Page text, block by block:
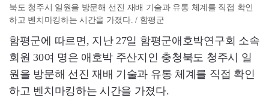
북도 청주시 일원을 방문해 선진 재배 기술과 유통 체계를 직접 확인
하고 벤치마킹하는 시간을 가졌다. / 함평군
함평군에 따르면, 지난 27일 함평군애호박연구회 소속
회원 30여 명은 애호박 주산지인 충청북도 청주시 일
원을 방문해 선진 재배 기술과 유통 체계를 직접 확인
하고 벤치마킹하는 시간을 가졌다.